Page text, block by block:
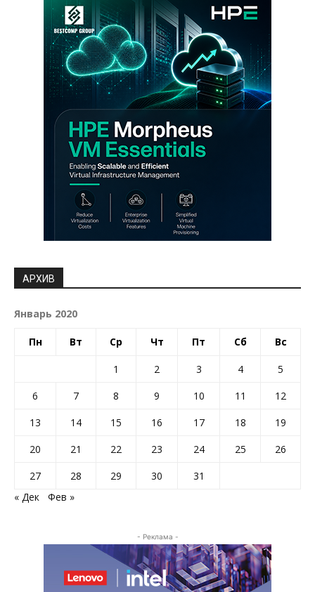
АРХИВ
Январь 2020
Пн Вт Ср Чт Пт Сб Вс
1 2 3 4
5
6
7 8 9 10 11
12
13
14 15 16 17 18
19
20
21 22 23 24 25
26
27
28 29 30
31
« Дек
Фев »
- Реклама -